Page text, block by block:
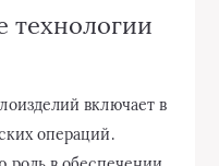
технологии
включает в
операций.